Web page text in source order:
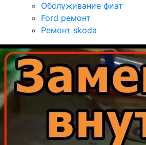
Обслуживание фиат
Ford ремонт
Ремонт skoda